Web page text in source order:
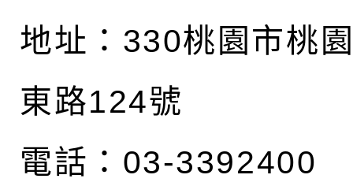
地址： 330桃園市桃
東路124號
電話：03-3392400